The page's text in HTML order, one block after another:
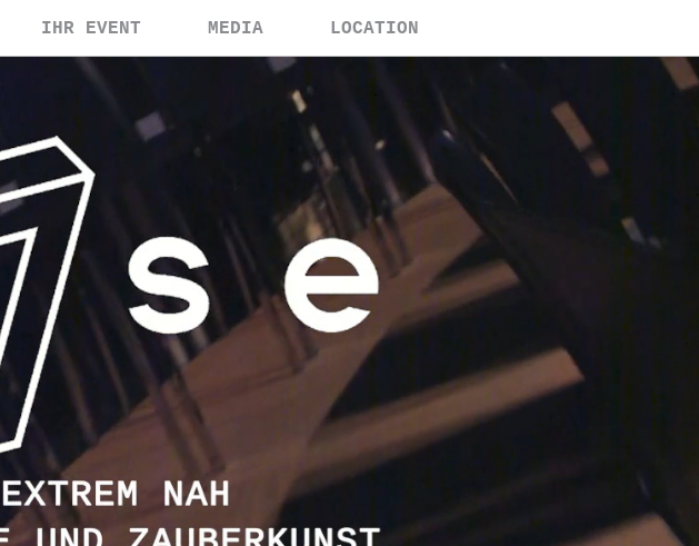
IHR EVENT MEDIA LOCATION